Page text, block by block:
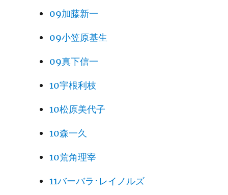
09加藤新一
09小笠原基生
09真下信一
10宇根利枝
10松原美代子
10森一久
10荒角理宰
11バーバラ･レイノルズ